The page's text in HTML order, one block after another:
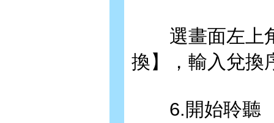
選畫面左上角
換】，輸入兌換
6.開始聆聽